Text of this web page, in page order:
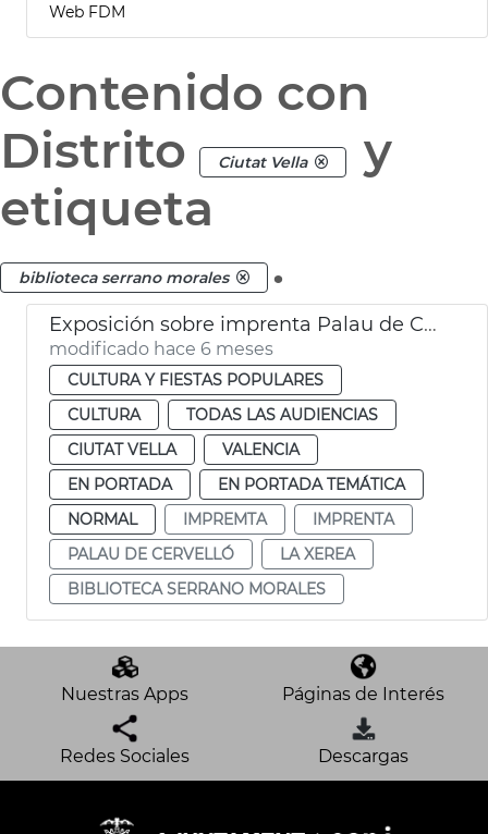
Web FDM
Contenido con
Distrito
Ciutat Vella
y
etiqueta
biblioteca serrano morales .
Exposición sobre imprenta Palau de Cervelló València
modificado hace 6 meses
CULTURA Y FIESTAS POPULARES
CULTURA
TODAS LAS AUDIENCIAS
CIUTAT VELLA
VALENCIA
EN PORTADA
EN PORTADA TEMÁTICA
NORMAL
IMPREMTA
IMPRENTA
PALAU DE CERVELLÓ
LA XEREA
BIBLIOTECA SERRANO MORALES
Nuestras Apps Páginas de Interés
Redes Sociales Descargas